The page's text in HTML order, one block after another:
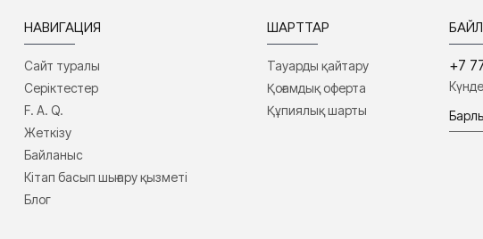
НАВИГАЦИЯ
Сайт туралы
Серіктестер
F. A. Q.
Жеткізу
Байланыс
Кітап басып шығару қызметі
Блог
ШАРТТАР
Тауарды қайтару
Қоғамдық оферта
Құпиялық шарты
+7